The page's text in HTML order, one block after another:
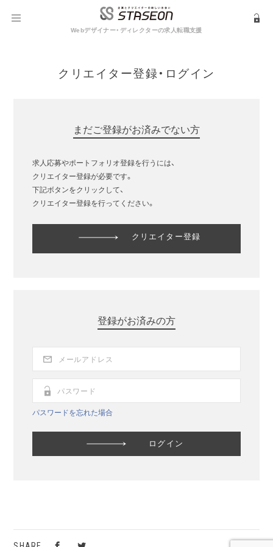
Webデザイナー・ディレクターの求人転職支援
クリエイター登録・ログイン
まだご登録がお済みでない方
求人応募やポートフォリオ登録を行うには、
クリエイター登録が必要です。
下記ボタンをクリックして、
クリエイター登録を行ってください。
クリエイター登録
登録がお済みの方
パスワードを忘れた場合